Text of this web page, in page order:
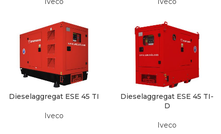
Dieselaggregat ESE 45 TI
Iveco
Dieselaggregat ESE 45 TI-
D
Iveco